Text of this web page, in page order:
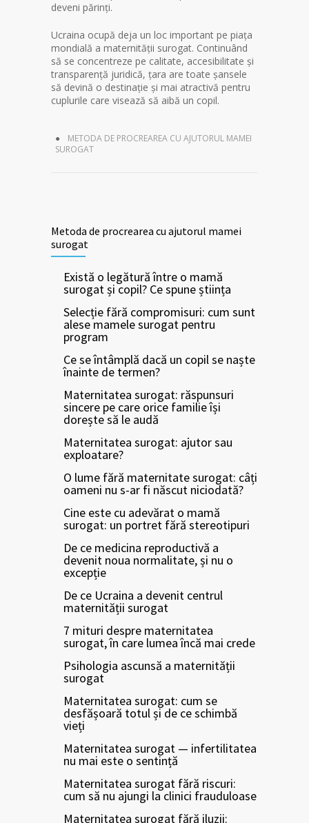
deveni părinți.
Ucraina ocupă deja un loc important pe piața
mondială a maternității surogat. Continuând
să se concentreze pe calitate, accesibilitate și
transparență juridică, țara are toate șansele
să devină o destinație și mai atractivă pentru
cuplurile care visează să aibă un copil.
METODA DE PROCREAREA CU AJUTORUL MAMEI
SUROGAT
Metoda de procrearea cu ajutorul mamei
surogat
Există o legătură între o mamă
surogat și copil? Ce spune știința
Selecție fără compromisuri: cum sunt
alese mamele surogat pentru
program
Ce se întâmplă dacă un copil se naște
înainte de termen?
Maternitatea surogat: răspunsuri
sincere pe care orice familie își
dorește să le audă
Maternitatea surogat: ajutor sau
exploatare?
O lume fără maternitate surogat: câți
oameni nu s-ar fi născut niciodată?
Cine este cu adevărat o mamă
surogat: un portret fără stereotipuri
De ce medicina reproductivă a
devenit noua normalitate, și nu o
excepție
De ce Ucraina a devenit centrul
maternității surogat
7 mituri despre maternitatea
surogat, în care lumea încă mai crede
Psihologia ascunsă a maternității
surogat
Maternitatea surogat: cum se
desfășoară totul și de ce schimbă
vieți
Maternitatea surogat — infertilitatea
nu mai este o sentință
Maternitatea surogat fără riscuri:
cum să nu ajungi la clinici frauduloase
Maternitatea surogat fără iluzii: